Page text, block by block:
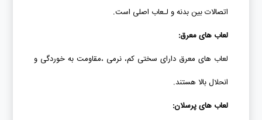
اتصالات بین بدنه و لـعاب­‌ اصلی است.
لعاب های معرق:
لعاب های معرق دارای سختی کم، نرمی ،مقاومت به خوردگی و
انحلال بالا هستند.
لعاب­‌ های پرسلان: